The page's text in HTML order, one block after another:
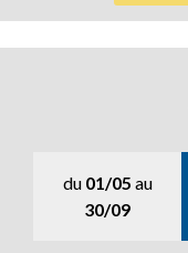
du 01/05 au
30/09